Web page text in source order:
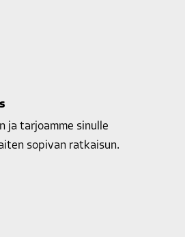
ja tarjoamme sinulle
sopivan ratkaisun.